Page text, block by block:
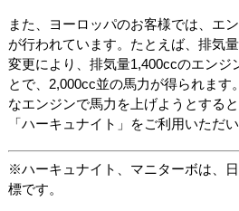
また、ヨーロッパのお客様では、エ
が行われています。たとえば、排気
変更により、排気量1,400ccのエンジ
とで、2,000cc並の馬力が得られます
なエンジンで馬力を上げようとする
「ハーキュナイト」をご利用いただい
※ハーキュナイト、マニターボは、
標です。